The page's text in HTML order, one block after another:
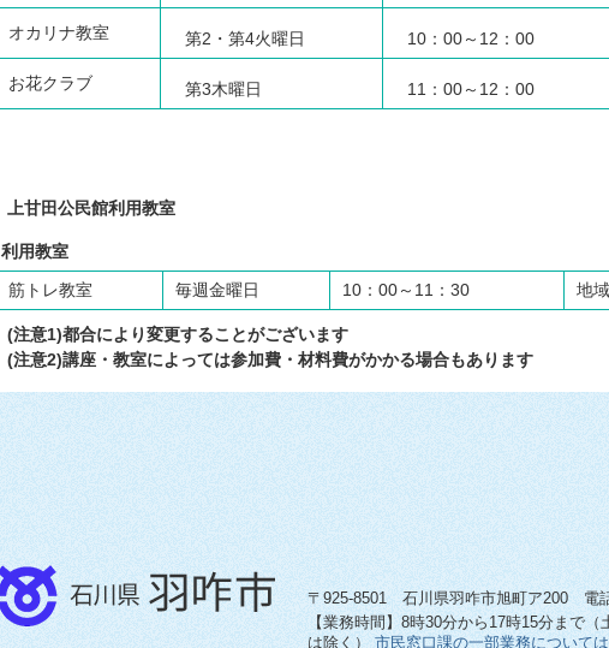
オカリナ教室 第2・第4火曜日 10：00～12：00
お花クラブ 第3木曜日 11：00～12：00
上甘田公民館利用教室
利用教室
筋トレ教室
毎週金曜日 10：00～11：30 地
(注意1)都合により変更することがございます
(注意2)講座・教室によっては参加費・材料費がかかる場合もあります
〒925-8501 石川県羽咋市旭町ア200 電
【業務時間】8時30分から17時15分まで（
は除く） 市民窓口課の一部業務については